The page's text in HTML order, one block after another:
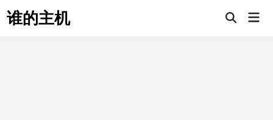
to谁的主机
Open